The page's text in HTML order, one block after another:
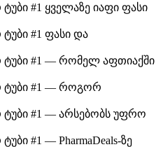
#1 ყველაზე იაფი ფასი
#1 ფასი და
ტუბი #1 — რომელ აფთიაქში
ტუბი #1 — როგორ
ტუბი #1 — არსებობს უფრო
#1 — PharmaDeals-ზე